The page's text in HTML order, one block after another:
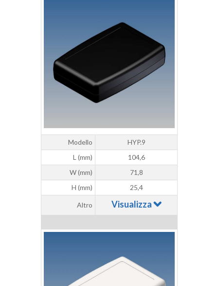
Modello
HYP.9
L (mm)
104,6
W (mm)
71,8
H (mm)
25,4
Altro Visualizza